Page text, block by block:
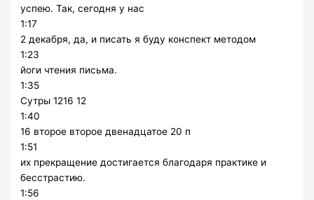
успею. Так, сегодня у нас
1:17
2 декабря, да, и писать я буду конспект методом
1:23
йоги чтения письма.
1:35
Сутры 1216 12
1:40
16 второе второе двенадцатое 20 п
1:51
их прекращение достигается благодаря практике и
бесстрастию.
1:56